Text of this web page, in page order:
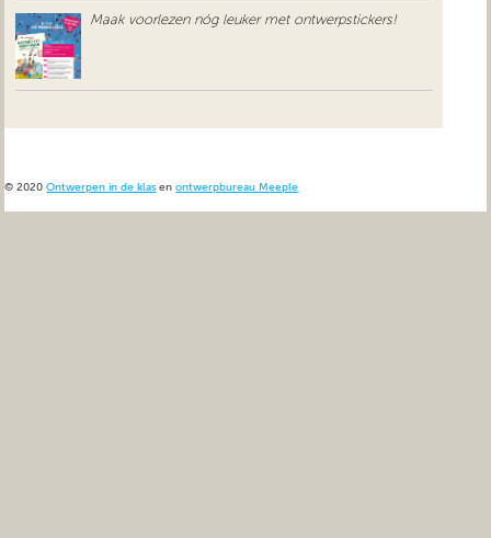
Maak voorlezen nóg leuker met ontwerpstickers!
© 2020Ontwerpen in de klas enontwerpbureau Meeple